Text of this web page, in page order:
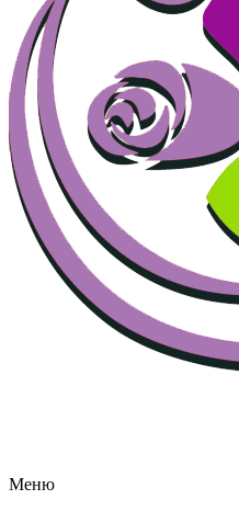
Меню